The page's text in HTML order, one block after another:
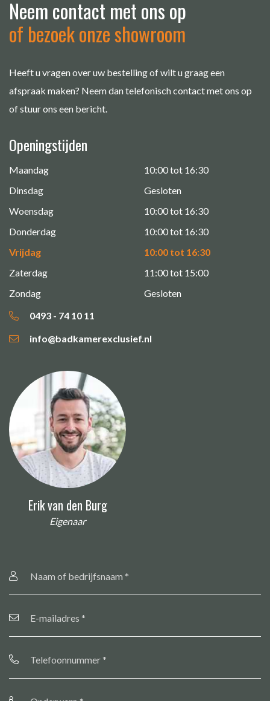
Neem contact met ons op
of bezoek onze showroom
Heeft u vragen over uw bestelling of wilt u graag een
afspraak maken? Neem dan telefonisch contact met ons op
of stuur ons een bericht.
Openingstijden
Maandag
10:00 tot 16:30
Dinsdag
Gesloten
Woensdag
10:00 tot 16:30
Donderdag
10:00 tot 16:30
Vrijdag
10:00 tot 16:30
Zaterdag
11:00 tot 15:00
Zondag
Gesloten
0493 - 74 10 11
info@badkamerexclusief.nl
Erik van den Burg
Eigenaar
of
mailadres *